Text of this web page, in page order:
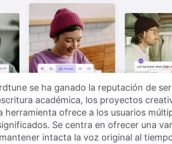
se ha ganado la reputación de
académica, los proyectos
herramienta ofrece a los usuarios
Se centra en ofrecer una
intacta la voz original al